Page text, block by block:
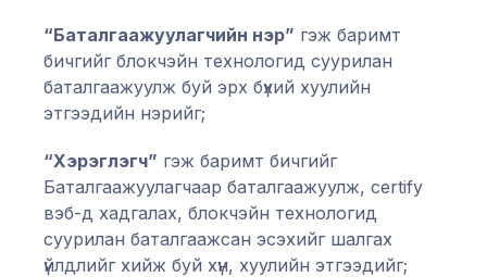
“Баталгаажуулагчийн нэр” гэж баримт
бичгийг блокчэйн технологид суурилан
баталгаажуулж буй эрх бүхий хуулийн
этгээдийн нэрийг;
“Хэрэглэгч” гэж баримт бичгийг
Баталгаажуулагчаар баталгаажуулж, certify
вэб-д хадгалах, блокчэйн технологид
суурилан баталгаажсан эсэхийг шалгах
үйлдлийг хийж буй хүн, хуулийн этгээдийг;